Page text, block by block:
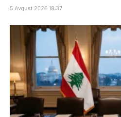
5 Avqust 2026 18:37